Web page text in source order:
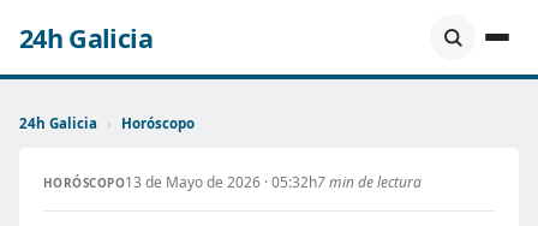
24h Galicia
24h Galicia › Horóscopo
HORÓSCOPO13 de Mayo de 2026 · 05:32h7 min de lectura